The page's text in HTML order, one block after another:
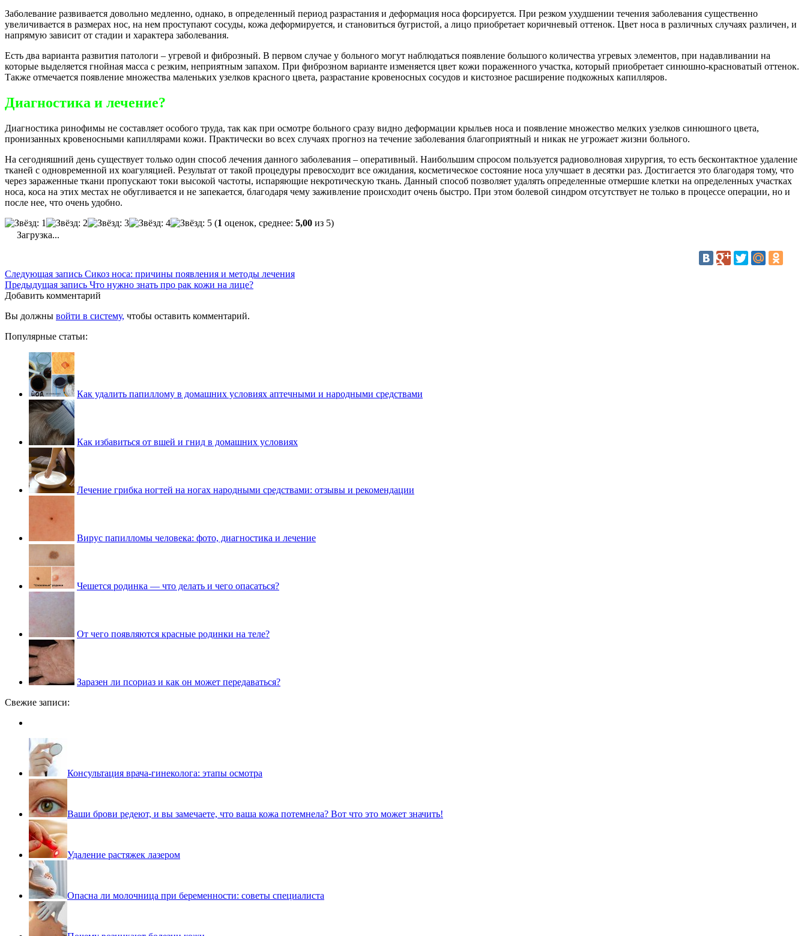
Заболевание развивается довольно медленно, однако, в определенный период разрастания и деформация носа форсируется. При резком ухудшении течения заболевания существенно
увеличивается в размерах нос, на нем проступают сосуды, кожа деформируется, и становиться бугристой, а лицо приобретает коричневый оттенок. Цвет носа в различных случаях различен, и
напрямую зависит от стадии и характера заболевания.
Есть два варианта развития патологи – угревой и фиброзный. В первом случае у больного могут наблюдаться появление большого количества угревых элементов, при надавливании на
которые выделяется гнойная масса с резким, неприятным запахом. При фиброзном варианте изменяется цвет кожи пораженного участка, который приобретает синюшно-красноватый оттенок.
Также отмечается появление множества маленьких узелков красного цвета, разрастание кровеносных сосудов и кистозное расширение подкожных капилляров.
Диагностика и лечение?
Диагностика ринофимы не составляет особого труда, так как при осмотре больного сразу видно деформации крыльев носа и появление множество мелких узелков синюшного цвета,
пронизанных кровеносными капиллярами кожи. Практически во всех случаях прогноз на течение заболевания благоприятный и никак не угрожает жизни больного.
На сегодняшний день существует только один способ лечения данного заболевания – оперативный. Наибольшим спросом пользуется радиоволновая хирургия, то есть бесконтактное удаление
тканей с одновременной их коагуляцией. Результат от такой процедуры превосходит все ожидания, косметическое состояние носа улучшает в десятки раз. Достигается это благодаря тому, что
через зараженные ткани пропускают токи высокой частоты, испаряющие некротическую ткань. Данный способ позволяет удалять определенные отмершие клетки на определенных участках
носа, коса на этих местах не обугливается и не запекается, благодаря чему заживление происходит очень быстро. При этом болевой синдром отсутствует не только в процессе операции, но и
после нее, что очень удобно.
(1 оценок, среднее: 5,00 из 5)
Загрузка...
Следующая запись Сикоз носа: причины появления и методы лечения
Предыдущая запись Что нужно знать про рак кожи на лице?
Добавить комментарий
Вы должны войти в систему, чтобы оставить комментарий.
Популярные статьи:
Как удалить папиллому в домашних условиях аптечными и народными средствами
Как избавиться от вшей и гнид в домашних условиях
Лечение грибка ногтей на ногах народными средствами: отзывы и рекомендации
Вирус папилломы человека: фото, диагностика и лечение
Чешется родинка — что делать и чего опасаться?
От чего появляются красные родинки на теле?
Заразен ли псориаз и как он может передаваться?
Свежие записи:
Консультация врача-гинеколога: этапы осмотра
Ваши брови редеют, и вы замечаете, что ваша кожа потемнела? Вот что это может значить!
Удаление растяжек лазером
Опасна ли молочница при беременности: советы специалиста